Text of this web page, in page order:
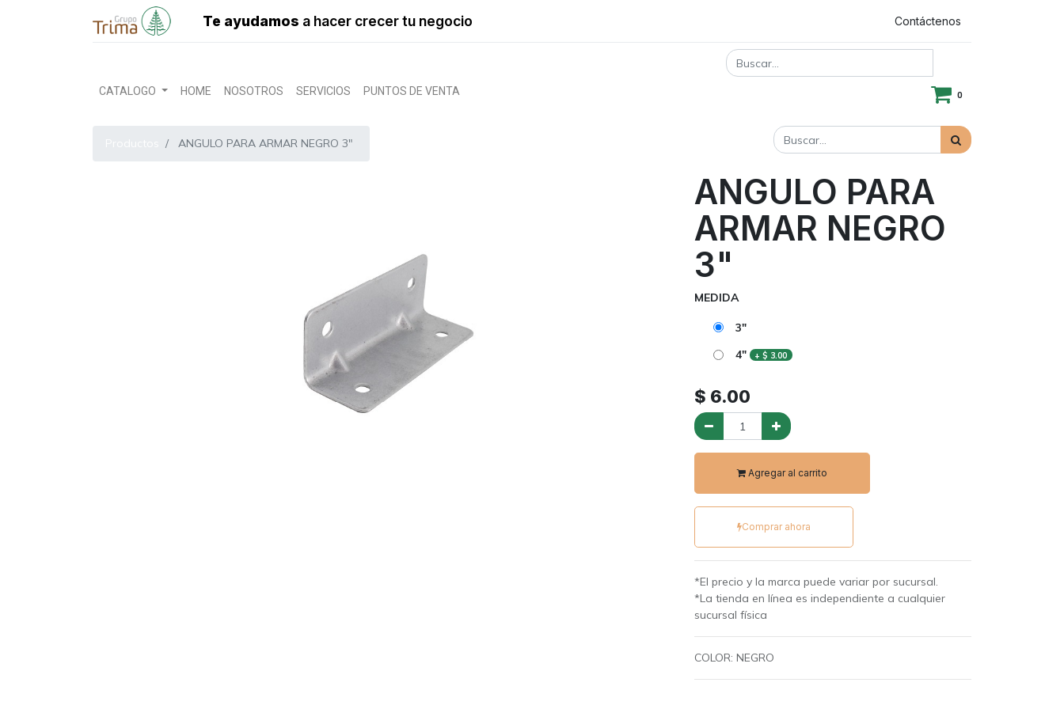
Te ayudamos a hacer crecer tu negocio Contáctenos
CATALOGO HOME NOSOTROS SERVICIOS PUNTOS DE VENTA 0
ANGULO PARA ARMAR NEGRO 3"
ANGULO PARA
ARMAR NEGRO
3"
MEDIDA
3"
4"
+$ 3.00
$ 6.00
Agregar al carrito
Comprar ahora
*El precio y la marca puede variar por sucursal.
*La tienda en línea es independiente a cualquier
sucursal física
COLOR: NEGRO